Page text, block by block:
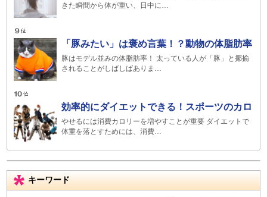
きた瞬間から体が重い、日中に…
「豚みたい」は褒め言葉！？動物の体脂肪率
豚はモデル並みの体脂肪率！ 太っている人が「豚」と揶揄
されることがしばしばありま…
効率的にダイエットできる！スポーツのカロ
やせるには消費カロリーを増やすことが重要 ダイエットで
体重を落とすためには、消費…
キーワード